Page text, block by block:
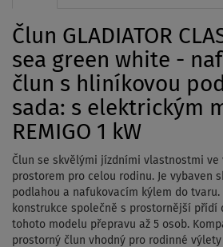
Člun GLADIATOR
sea green white -
člun s hliníkovou
sada: s elektrickým
REMIGO 1 kW
Člun se skvělými jízdními vlastnostmi ve
prostorem pro celou rodinu. Je vybaven
podlahou a nafukovacím kýlem do
konstrukce společně s prostornější přídí
tohoto modelu přepravu až 5 osob.
prostorný člun vhodný pro rodinné